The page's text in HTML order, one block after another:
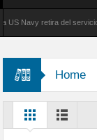
Navy retira del servicio al
Home